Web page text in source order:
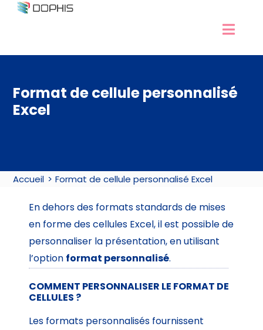
Passer
à
Développement Excel
Services Access
Nos formations
Format de cellule personnalisé
Excel
Accueil Format de cellule personnalisé Excel
En dehors des formats standards de mises
en forme des cellules Excel, il est possible de
personnaliser la présentation, en utilisant
l’option format personnalisé.
COMMENT PERSONNALISER LE FORMAT DE
CELLULES ?
Les formats personnalisés fournissent